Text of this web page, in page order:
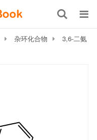
杂环化合物
3,6-二氨